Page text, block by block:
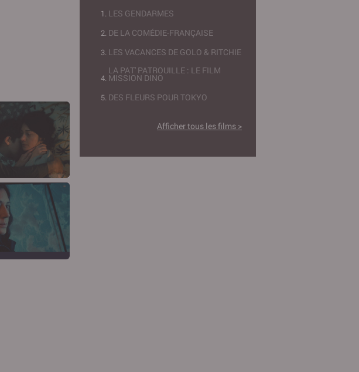
LES GENDARMES
DE LA COMÉDIE-FRANÇAISE
LES VACANCES DE GOLO & RITCHIE
LA PAT' PATROUILLE : LE FILM
MISSION DINO
DES FLEURS POUR TOKYO
Afficher tous les films >